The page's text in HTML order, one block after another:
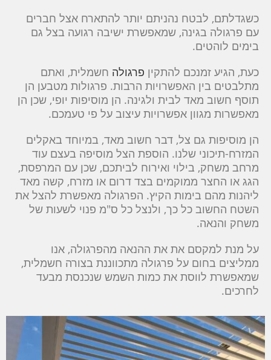
כשגדלתם, לבטח נהניתם יותר להתארח אצל חברים
עם פרגולה בגינה, שמאפשרת ישיבה רגועה בצל גם
בימים לוהטים.
כעת, הגיע זמנכם להתקין פרגולה חשמלית, ואתם
מתלבטים בין האפשרויות הרבות. פרגולות מטבען הן
תוסף חשוב מאד לבית ולגינה. הן מוסיפות יופי, שכן הן
מאפשרות מגוון אפשרויות עיצוב על פי טעמכם.
הן מוסיפות גם צל, דבר חשוב מאד, במיוחד באקלים
המזרח-תיכוני שלנו. הוספת הצל מוסיפה בעצם עוד
מרחב משחק, בילוי ואירוח לביתכם, שכן עם המרפסת,
הגג או החצר ממוקמים בצד דרום או מזרח, קשה מאד
ליהנות מהם בימות הקיץ. הפרגולה מאפשרת להצל את
השטח החשוב כל כך, ולנצל כל ס"מ פנוי לשעות של
משחק והנאה.
על מנת למקסם את את ההנאה מהפרגולה, אנו
ממליצים בחום על פרגולה מתכווננת בצורה חשמלית,
שמאפשרת לווסת את כמות השמש שנכנסת מבעד
לחרכים.